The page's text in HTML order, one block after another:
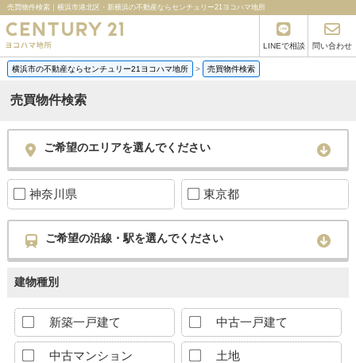
売買物件検索｜横浜市港北区・新横浜の不動産ならセンチュリー21ヨコハマ地所
LINEで相談 問い合わせ
横浜市の不動産ならセンチュリー21ヨコハマ地所 > 売買物件検索
売買物件検索
ご希望のエリアを選んでください
神奈川県 東京都
ご希望の沿線・駅を選んでください
建物種別
新築一戸建て 中古一戸建て
中古マンション 土地